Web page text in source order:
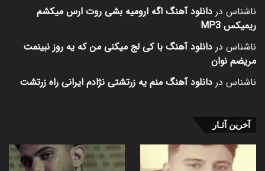
ناشناس در دانلود آهنگ اگه ارومیه بشی روت ارس میکشم
ریمیکس MP3
ناشناس در دانلود آهنگ با کی لج میکنی من که یه روز نبینمت
مریضم نوان
ناشناس در دانلود آهنگ منم یه زرتشتی نژادم ایرانی راه زرتشت
آخرین آثـار